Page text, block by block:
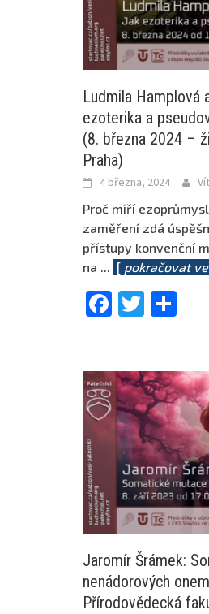
Ludmila Hamplová
ezoterika a
(8. března 2024 –
Praha)
4 března, 2024
Proč míří
zaměření zdá
přístupy konvenční
na ... [ pokračovat
Jaromír Šrámek:
nenádorových
Přírodovědecká